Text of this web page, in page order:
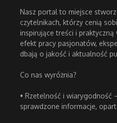
Nasz portal to miejsce
czytelnikach, którzy cenią
inspirujące treści i praktyczną
efekt pracy pasjonatów,
dbają o jakość i aktualność
Co nas wyróżnia?
• Rzetelność i wiarygodność
sprawdzone informacje,